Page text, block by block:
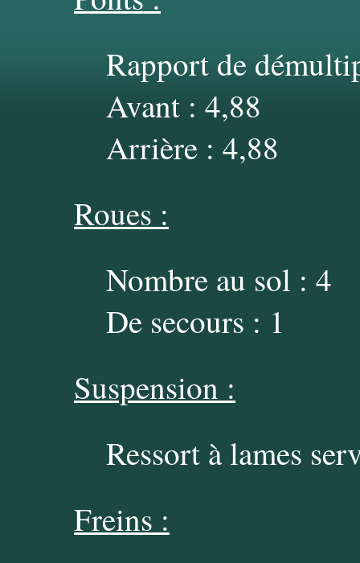
Rapport de
Avant : 4,88
Arrière : 4,88
Roues :
Nombre au sol : 4
De secours : 1
Suspension :
Ressort à lames
Freins :